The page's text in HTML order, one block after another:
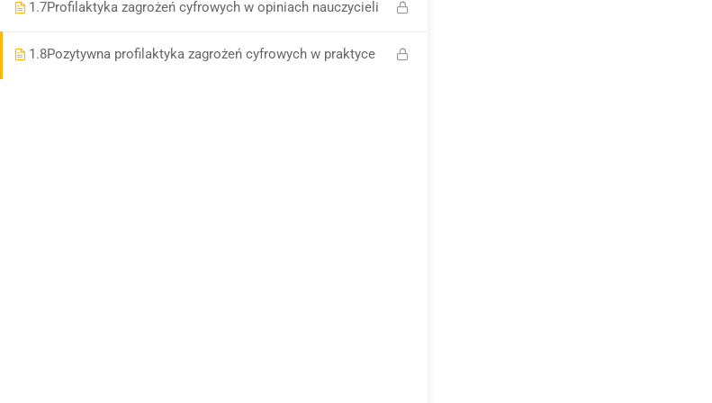
1.7Profilaktyka zagrożeń cyfrowych w opiniach nauczycieli
1.8Pozytywna profilaktyka zagrożeń cyfrowych w praktyce